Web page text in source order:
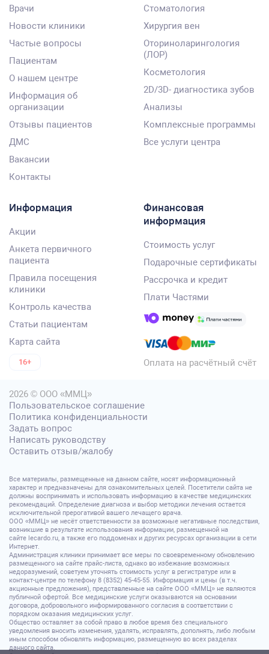
Врачи
Новости клиники
Частые вопросы
Пациентам
О нашем центре
Информация об
организации
Отзывы пациентов
ДМС
Вакансии
Контакты
Стоматология
Хирургия вен
Оториноларингология
(ЛОР)
Косметология
2D/3D- диагностика зубов
Анализы
Комплексные программы
Все услуги центра
Информация
Акции
Анкета первичного
пациента
Правила посещения
клиники
Контроль качества
Статьи пациентам
Карта сайта
16+
Финансовая
информация
Стоимость услуг
Подарочные сертификаты
Рассрочка и кредит
Плати Частями
Оплата на расчётный счёт
2026 © ООО «ММЦ»
Пользовательское соглашение
Политика конфиденциальности
Задать вопрос
Написать руководству
Оставить отзыв/жалобу
Все материалы, размещенные на данном сайте, носят информационный
характер и предназначены для ознакомительных целей. Посетители сайта не
должны воспринимать и использовать информацию в качестве медицинских
рекомендаций. Определение диагноза и выбор методики лечения остается
исключительной прерогативой вашего лечащего врача.
ООО «ММЦ» не несёт ответственности за возможные негативные последствия,
возникшие в результате использования информации, размещенной на
сайте lecardo.ru, а также его поддоменах и других ресурсах организации в сети
Интернет.
Администрация клиники принимает все меры по своевременному обновлению
размещенного на сайте прайс-листа, однако во избежание возможных
недоразумений, советуем уточнять стоимость услуг в регистратуре или в
контакт-центре по телефону 8 (8352) 45-45-55. Информация и цены (в т.ч.
акционные предложения), представленные на сайте ООО «ММЦ» не являются
публичной офертой. Все медицинские услуги оказываются на основании
договора, добровольного информированного согласия в соответствии с
порядком оказания медицинских услуг.
Общество оставляет за собой право в любое время без специального
уведомления вносить изменения, удалять, исправлять, дополнять, либо любым
иным способом обновлять информацию, размещенную во всех разделах
данного сайта.